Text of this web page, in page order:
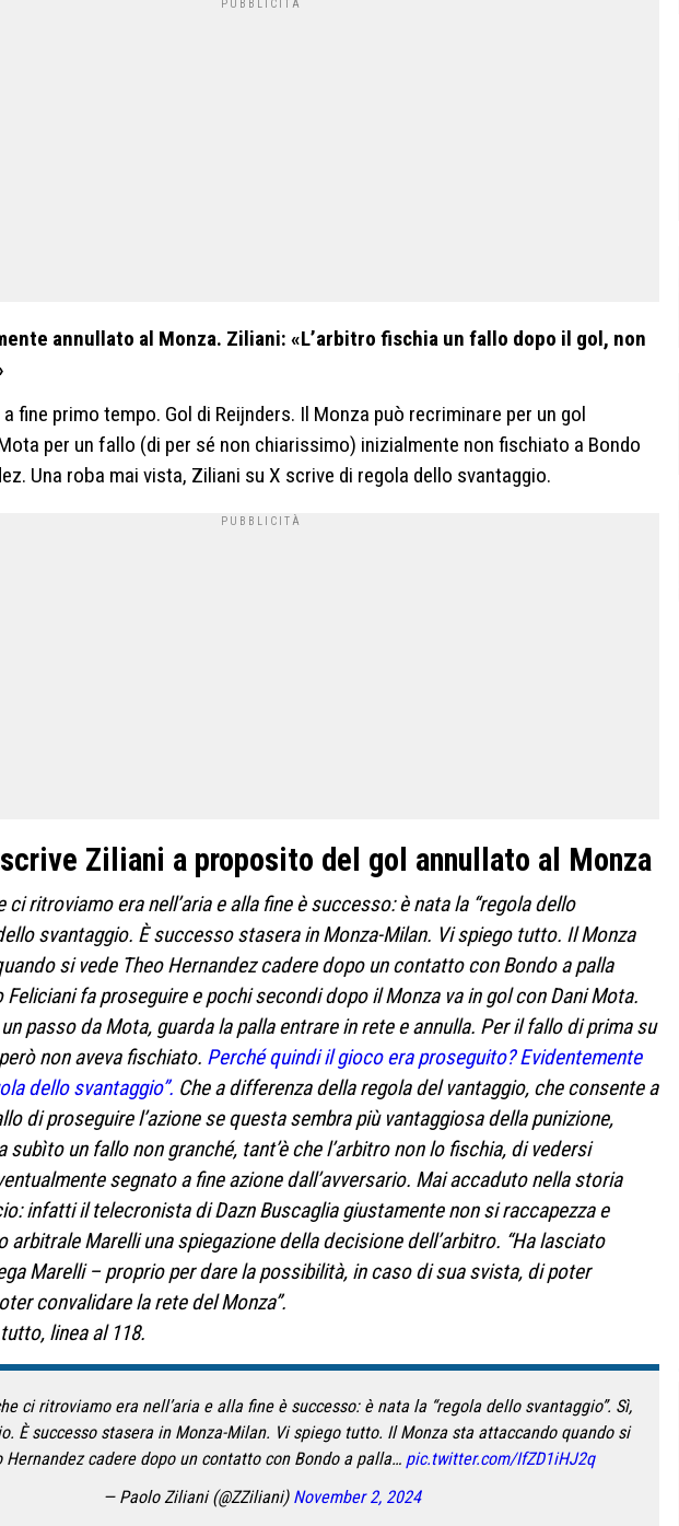
annullato al Monza. Ziliani: «L’arbitro fischia un fallo dopo il gol, non
fine primo tempo. Gol di Reijnders. Il Monza può recriminare per un gol
per un fallo (di per sé non chiarissimo) inizialmente non fischiato a Bondo
Una roba mai vista, Ziliani su X scrive di regola dello svantaggio.
Ziliani a proposito del gol annullato al Monza
ci ritroviamo era nell’aria e alla fine è successo: è nata la “regola dello
svantaggio. È successo stasera in Monza-Milan. Vi spiego tutto. Il Monza
si vede Theo Hernandez cadere dopo un contatto con Bondo a palla
Feliciani fa proseguire e pochi secondi dopo il Monza va in gol con Dani Mota.
passo da Mota, guarda la palla entrare in rete e annulla. Per il fallo di prima su
non aveva fischiato. Perché quindi il gioco era proseguito? Evidentemente
dello svantaggio”. Che a differenza della regola del vantaggio, che consente a
di proseguire l’azione se questa sembra più vantaggiosa della punizione,
subìto un fallo non granché, tant’è che l’arbitro non lo fischia, di vedersi
segnato a fine azione dall’avversario. Mai accaduto nella storia
infatti il telecronista di Dazn Buscaglia giustamente non si raccapezza e
arbitrale Marelli una spiegazione della decisione dell’arbitro. “Ha lasciato
Marelli – proprio per dare la possibilità, in caso di sua svista, di poter
convalidare la rete del Monza”.
linea al 118.
ci ritroviamo era nell’aria e alla fine è successo: è nata la “regola dello svantaggio”. Sì,
È successo stasera in Monza-Milan. Vi spiego tutto. Il Monza sta attaccando quando si
Hernandez cadere dopo un contatto con Bondo a palla… pic.twitter.com/IfZD1iHJ2q
— Paolo Ziliani (@ZZiliani) November 2, 2024